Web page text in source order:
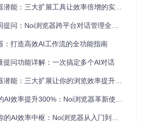
、豆包等本土化优化平台
规范的自然交互模拟
能：三大扩展工具让效率倍增的实战指南
问：Noi浏览器跨平台对话管理全攻略
：打造高效AI工作流的全功能指南
提问功能详解：一次搞定多个AI对话
能：三大扩展让你的浏览效率提升30%
效率提升300%：Noi浏览器革新使用指南
效率中枢：Noi浏览器从入门到精通实战指南